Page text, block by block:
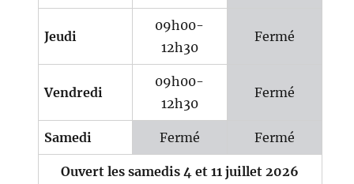
Jeudi
09h00-
12h30
Fermé
Vendredi
09h00-
12h30
Fermé
Samedi Fermé Fermé
Ouvert les samedis 4 et 11 juillet 2026